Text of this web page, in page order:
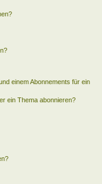
einem Abonnements für ein
ein Thema abonnieren?